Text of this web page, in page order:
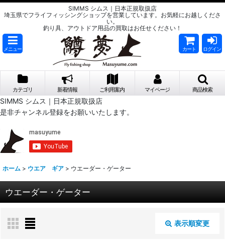
SIMMS シムス｜日本正規取扱店
埼玉県でフライフィッシングショップを営業しています。お気軽にお越しくださ
い。
釣り具、アウトドア用品の買取はお任せください！
メニュー カート ログイン
カテゴリ 新着情報 ご利用案内 マイページ 商品検索
SIMMS シムス｜日本正規取扱店
是非チャンネル登録をお願いいたします。
ホーム > ウエア ギア > ウエーダー・ゲーター
ウエーダー・ゲーター
表示順変更